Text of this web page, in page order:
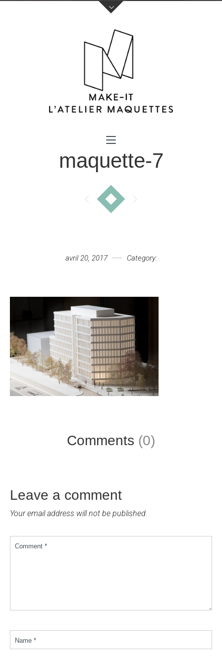
Votre nom (obligatoire)
Votre e-mail (obligatoire)maquette-7
avril 20, 2017 Category:
Comments (0)
Leave a comment
Your email address will not be published.
Comment *
Name *